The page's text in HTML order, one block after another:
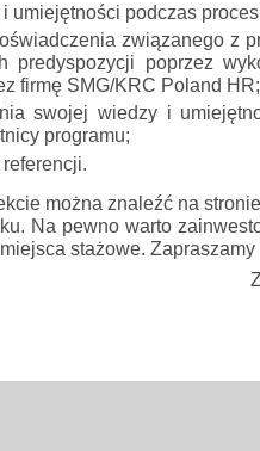
umiejętności podczas
związanego z
predyspozycji poprzez
firmę SMG/KRC Poland HR;
swojej wiedzy i
programu;
można znaleźć na
Na pewno warto
stażowe. Zapraszamy